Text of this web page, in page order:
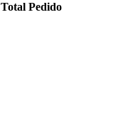
Total Pedido